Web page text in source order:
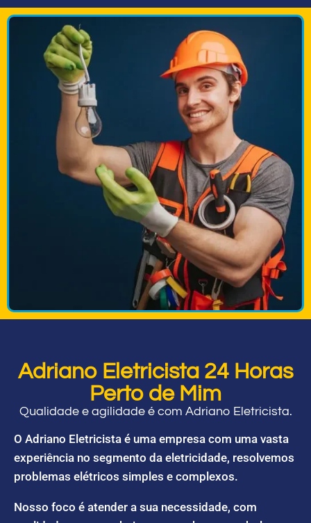
Adriano Eletricista 24 Horas
Perto de Mim
Qualidade e agilidade é com Adriano Eletricista.
O Adriano Eletricista é uma empresa com uma vasta
experiência no segmento da eletricidade, resolvemos
problemas elétricos simples e complexos.
Nosso foco é atender a sua necessidade, com